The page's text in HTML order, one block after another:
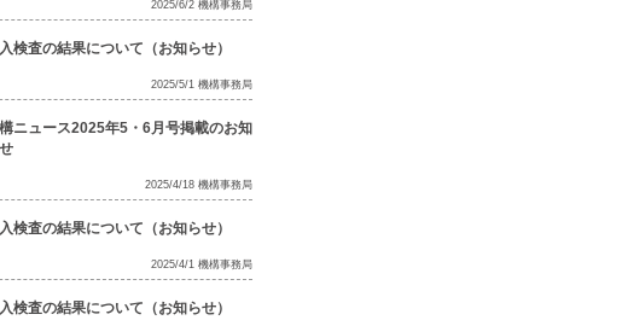
2025/6/2 機構事務局
検査の結果について（お知らせ）
2025/5/1 機構事務局
ニュース2025年5・6月号掲載のお知
2025/4/18 機構事務局
検査の結果について（お知らせ）
2025/4/1 機構事務局
検査の結果について（お知らせ）